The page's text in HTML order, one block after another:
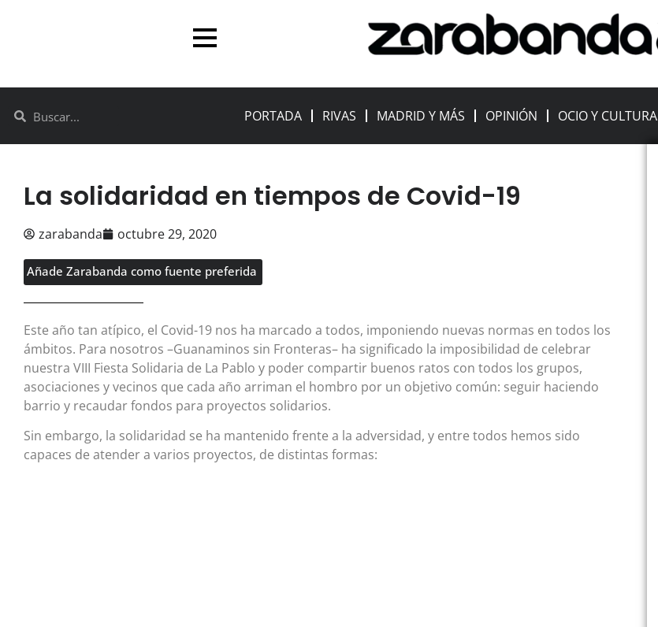
PORTADA RIVAS MADRID Y MÁS OPINIÓN OCIO Y CULTURA
La solidaridad en tiempos de Covid-19
zarabanda octubre 29, 2020
Añade Zarabanda como fuente preferida
Este año tan atípico, el Covid-19 nos ha marcado a todos, imponiendo nuevas normas en todos los
ámbitos. Para nosotros –Guanaminos sin Fronteras– ha significado la imposibilidad de celebrar
nuestra VIII Fiesta Solidaria de La Pablo y poder compartir buenos ratos con todos los grupos,
asociaciones y vecinos que cada año arriman el hombro por un objetivo común: seguir haciendo
barrio y recaudar fondos para proyectos solidarios.
Sin embargo, la solidaridad se ha mantenido frente a la adversidad, y entre todos hemos sido
capaces de atender a varios proyectos, de distintas formas: